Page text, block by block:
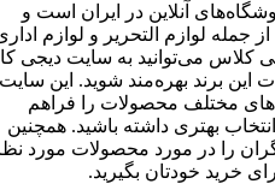
آنلاین در ایران است و
جمله لوازم التحریر و لوازم
می‌توانید به سایت دیجی
این برند بهره‌مند شوید. این سایت
مختلف محصولات را فراهم
بهتری داشته باشید. همچنین
را در مورد محصولات مورد
خرید خودتان بگیرید.